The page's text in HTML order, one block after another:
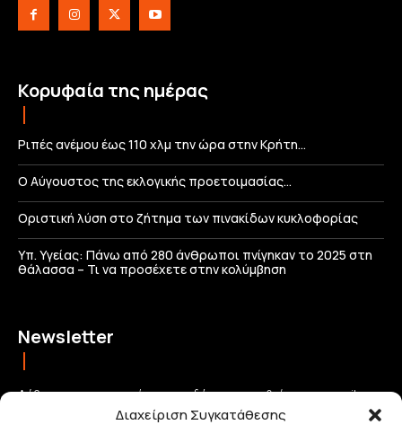
Διαχείριση Συγκατάθεσης
Κορυφαία της ημέρας
Ριπές ανέμου έως 110 χλμ την ώρα στην Κρήτη…
Ο Αύγουστος της εκλογικής προετοιμασίας…
Οριστική λύση στο ζήτημα των πινακίδων κυκλοφορίας
Υπ. Υγείας: Πάνω από 280 άνθρωποι πνίγηκαν το 2025 στη
θάλασσα – Τι να προσέχετε στην κολύμβηση
Newsletter
Λάβετε τις σημαντικότερες ειδήσεις απευθείας στο email σας
και μείνετε πάντα συνδεδεμένοι με την Κρήτη!